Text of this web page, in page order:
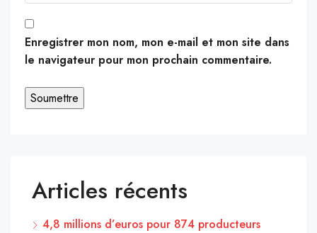
Enregistrer mon nom, mon e-mail et mon site dans
le navigateur pour mon prochain commentaire.
Articles récents
4,8 millions d’euros pour 874 producteurs